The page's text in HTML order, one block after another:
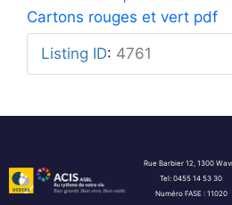
Cartons rouges et vert pdf
Listing ID: 4761
Rue Barbier 12, 1300
Tel: 0455 14 53 30
Numéro FASE : 11020